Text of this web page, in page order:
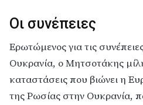
Οι συνέπειες
Ερωτώμενος για τις
Ουκρανία, ο Μητσοτάκης
καταστάσεις που βιώνει η
της Ρωσίας στην Ουκρανία,